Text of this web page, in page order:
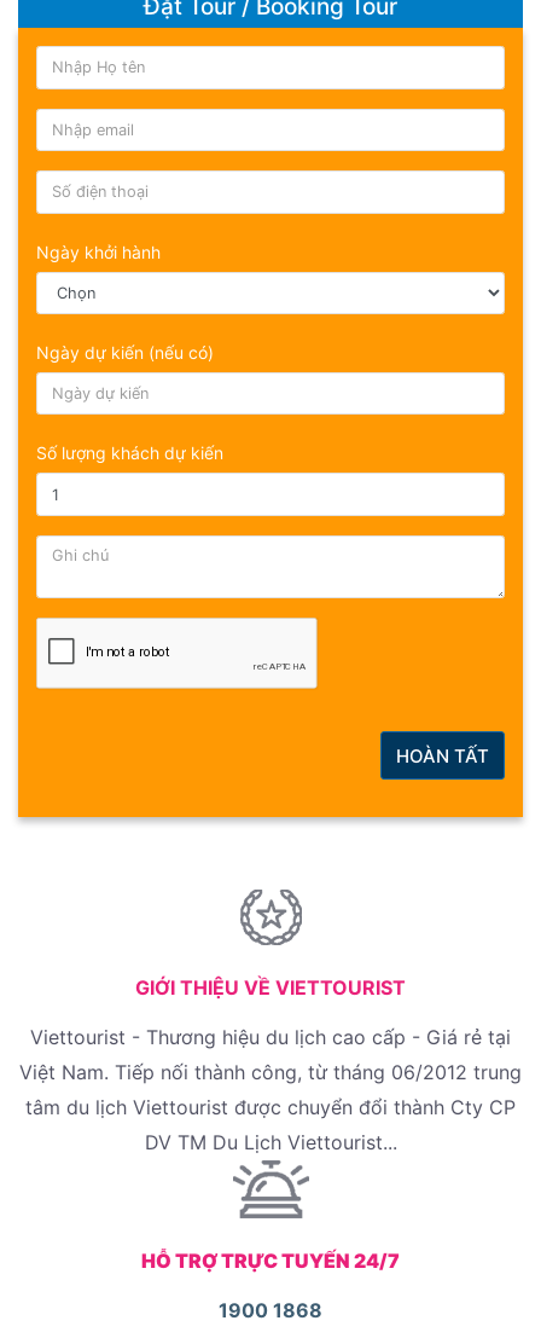
Đặt Tour / Booking Tour
Ngày khởi hành
Ngày dự kiến (nếu có)
Số lượng khách dự kiến
HOÀN TẤT
GIỚI THIỆU VỀ VIETTOURIST
Viettourist - Thương hiệu du lịch cao cấp - Giá rẻ tại
Việt Nam. Tiếp nối thành công, từ tháng 06/2012 trung
tâm du lịch Viettourist được chuyển đổi thành Cty CP
DV TM Du Lịch Viettourist...
HỖ TRỢ TRỰC TUYẾN 24/7
1900 1868